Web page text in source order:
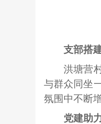
支部搭
洪塘营
与群众同坐
氛围中不断
党建助